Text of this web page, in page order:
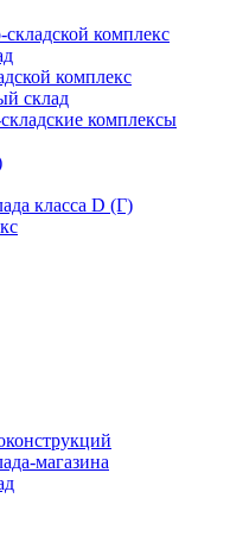
комплекс
комплекс
склад
комплексы
класса D (Г)
магазина